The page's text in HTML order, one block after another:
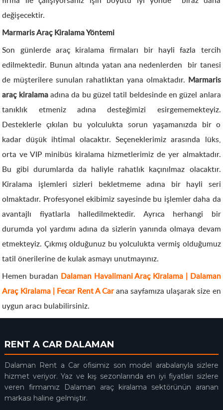
değişecektir.
Marmaris Araç Kiralama Yöntemi
Son günlerde araç kiralama firmaları bir hayli fazla tercih
edilmektedir. Bunun altında yatan ana nedenlerden bir tanesi
de müşterilere sunulan rahatlıktan yana olmaktadır. Marmaris
araç kiralamaadına da bu güzel tatil beldesinde en güzel anlara
tanıklık etmeniz adına desteğimizi esirgememekteyiz.
Desteklerle çıkılan bu yolculukta sorun yaşamanızda bir o
kadar düşük ihtimal olacaktır. Seçeneklerimiz arasında lüks,
orta ve VIP minibüs kiralama hizmetlerimiz de yer almaktadır.
Bu gibi durumlarda da haliyle rahatlık kaçınılmaz olacaktır.
Kiralama işlemleri sizleri bekletmeme adına bir hayli seri
olmaktadır. Profesyonel ekibimiz sayesinde bu işlemler daha da
avantajlı fiyatlarla halledilmektedir. Ayrıca herhangi bir
durumda yol yardımı adına da sizlerin yanında olmaya devam
etmekteyiz. Çıkmış olduğunuz bu yolculukta vermiş olduğumuz
tatil önerilerine de kulak asmayı unutmayınız.
Hemen buradan Dalaman Havalimani Araç Kiralama | Dalaman
Araç Kiralama | Fecar Rent A Carana sayfamıza ulaşarak size en
uygun aracı bulabilirsiniz.
RENT A CAR DALAMAN
Dalaman Rent a Car ofisimiz son model arabalarıyla sizlere
hizmet veriyor. Yaz ve kış sezonlarında en iyi fiyatları sizlere
veren firmamız Dalaman araç kiralama sektörünün aranan
markası haline gelmiştir.